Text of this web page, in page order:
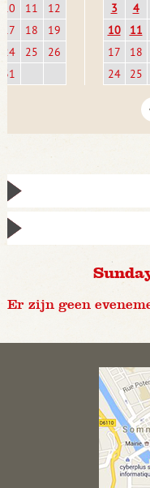
10
11
12
17
18
19
24
25
26
31
3
4
10
11
17
18
24
25
Er zijn geen